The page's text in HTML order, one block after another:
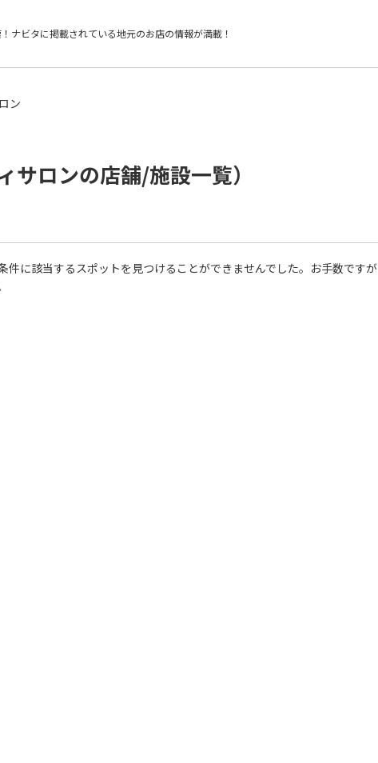
ナビタに掲載されている地元のお店の情報が満載！
ン
サロンの店舗/施設一覧）
に該当するスポットを見つけることができませんでした。お手数ですが